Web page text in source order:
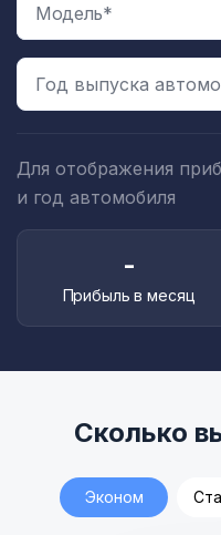
Год выпуска
Для отображения
и год автомобиля
-
Прибыль в месяц
Сколько
Эконом